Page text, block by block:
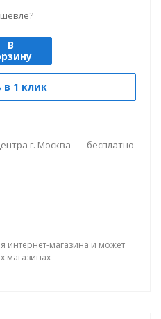
В
в 1 клик
г. Москва — бесплатно
интернет-магазина и может
магазинах